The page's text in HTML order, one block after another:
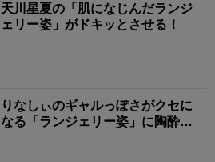
天川星夏の「肌になじんだランジ
ェリー姿」がドキッとさせる！
りなしぃのギャルっぽさがクセに
なる「ランジェリー姿」に陶酔す